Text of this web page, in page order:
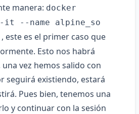
manera: docker
--name alpine_so
, este es el primer caso que
Esto nos habrá
vez hemos salido con
seguirá existiendo, estará
Pues bien, tenemos una
y continuar con la sesión